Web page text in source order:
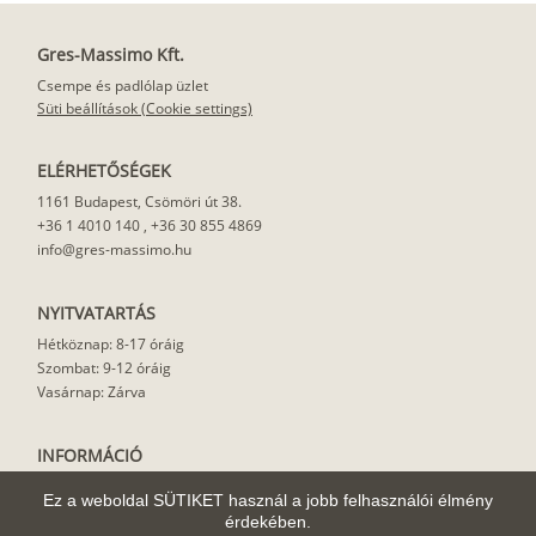
Ez a weboldal SÜTIKET használ a jobb felhasználói élmény
érdekében.
Gres-Massimo Kft.
Csempe és padlólap üzlet
Süti beállítások (Cookie settings)
ELÉRHETŐSÉGEK
1161 Budapest, Csömöri út 38.
+36 1 4010 140 , +36 30 855 4869
info@gres-massimo.hu
NYITVATARTÁS
Hétköznap: 8-17 óráig
Szombat: 9-12 óráig
Vasárnap: Zárva
INFORMÁCIÓ
Felhasználási javaslat